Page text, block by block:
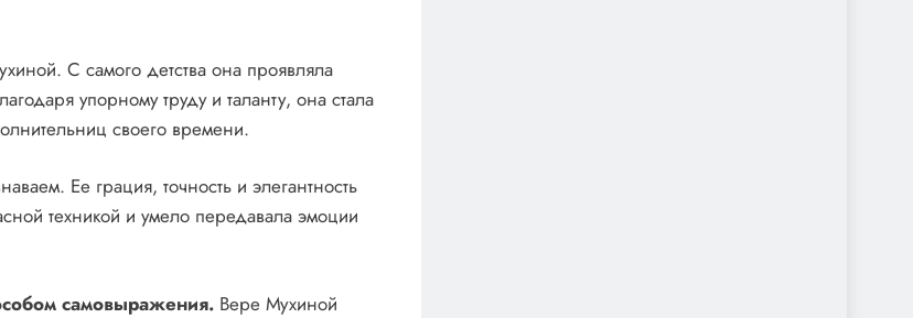
С самого детства она проявляла
упорному труду и таланту, она стала
своего времени.
Ее грация, точность и элегантность
техникой и умело передавала эмоции
самовыражения. Вере Мухиной